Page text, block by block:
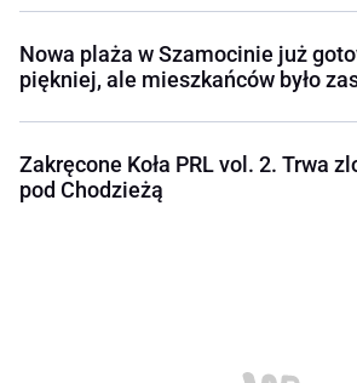
Nowa plaża w Szamocinie już
piękniej, ale mieszkańców było
Zakręcone Koła PRL vol. 2. Trwa
pod Chodzieżą